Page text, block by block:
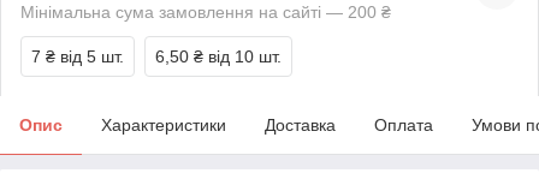
Мінімальна сума замовлення на сайті — 200 ₴
7 ₴ від 5 шт. 6,50 ₴ від 10 шт.
Опис Характеристики Доставка Оплата Умови